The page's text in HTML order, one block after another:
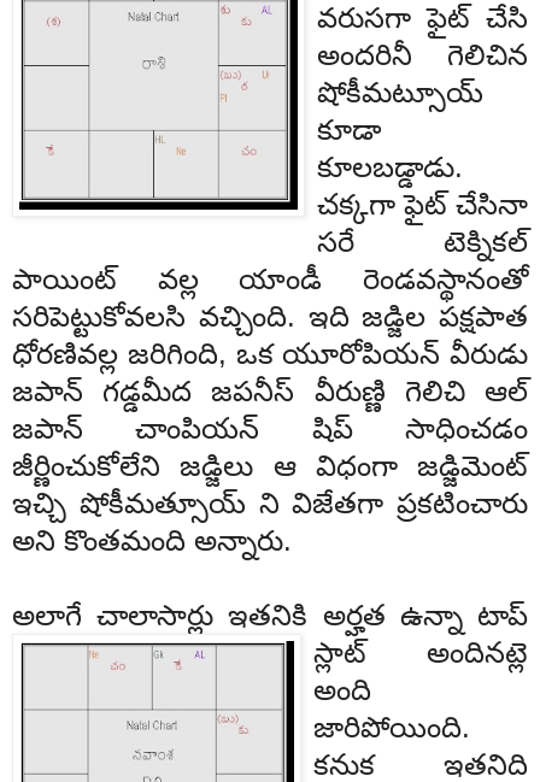
వరుసగా ఫైట్ చేసి
అందరినీ
గెలిచిన
షోకీమట్సూయ్
కూడా
కూలబడ్డాడు.
చక్కగా ఫైట్ చేసినా
సరే
టెక్నికల్
పాయింట్
వల్ల యాండీ రెండవస్థానంతో
సరిపెట్టుకోవలసి వచ్చింది. ఇది జడ్జిల పక్షపాత
ధోరణివల్ల జరిగింది, ఒక యూరోపియన్ వీరుడు
జపాన్ గడ్డమీద జపనీస్ వీరుణ్ణి గెలిచి
ఆల్
జపాన్చాంపియన్ షిప్
సాధించడం
జీర్ణించుకోలేని
జడ్జిలు ఆ విధంగా
జడ్జిమెంట్
ఇచ్చి షోకీమత్సూయ్ ని విజేతగా ప్రకటించారు
అని కొంతమంది అన్నారు.
అలాగే చాలాసార్లు ఇతనికి అర్హత ఉన్నా టాప్
స్లాట్
అందినట్లె
అంది
జారిపోయింది.
కనుక
ఇతనిది